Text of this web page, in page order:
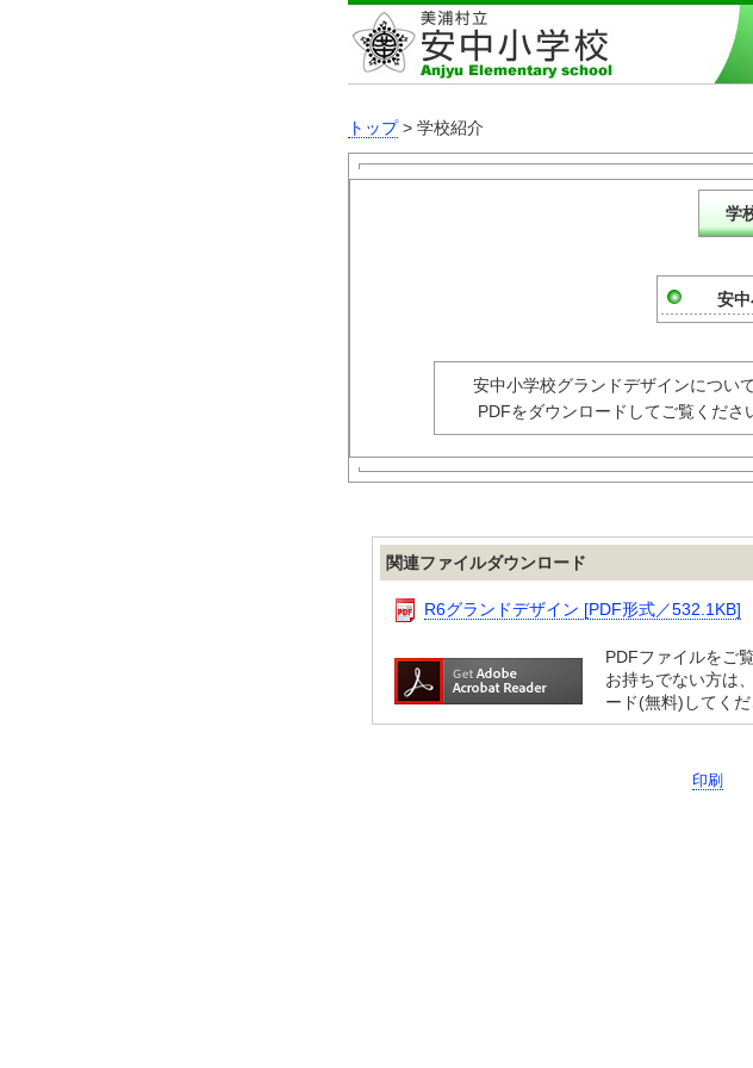
美浦村立 安中
トップ> 学校紹介
学
安
安中小学校グランドデザインについ
PDFをダウンロードしてご覧くださ
関連ファイルダウンロード
R6グランドデザイン [PDF形式／532.1KB]
PDFファイルをご
お持ちでない方は
ード(無料)してくだ
印刷